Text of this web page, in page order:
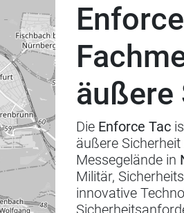
äußere
Die Enforce Tac
äußere
Messegelände in
Militär,
innovative